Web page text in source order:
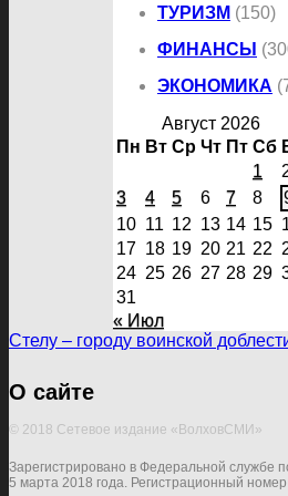
ТУРИЗМ (150)
ФИНАНСЫ
ЭКОНОМИКА
Август 2026
Пн Вт Ср Чт Пт Сб
1
3
4 5 6 7 8
10 11 12 13 14 15
17 18 19 20 21 22
24 25 26 27 28 29
31
« Июл
Стелу – городу воинской
О сайте
© 2018 Сетевое издание «ВолховСМИ»
Зарегистрировано в Федеральной службе
5 марта 2018 года. Регистрационный